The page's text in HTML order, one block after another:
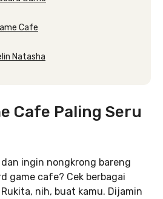
Cafe
Natasha
Cafe Paling Seru
ingin nongkrong bareng
game cafe? Cek berbagai
nih, buat kamu. Dijamin